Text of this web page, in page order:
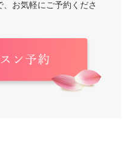
お気軽にご予約くださ